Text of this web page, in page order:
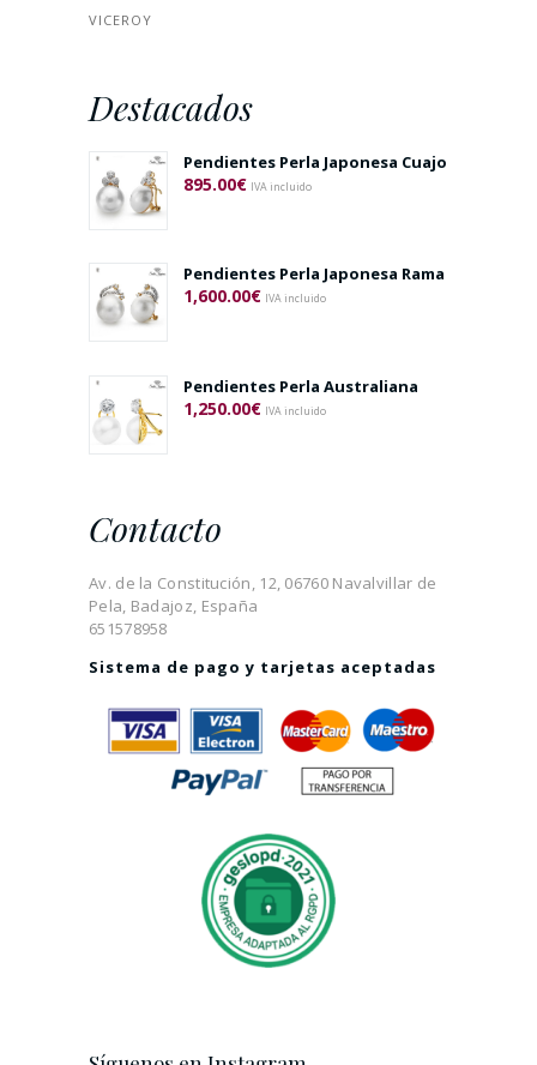
VICEROY
Destacados
Pendientes Perla Japonesa Cuajo
895.00€ IVA incluido
Pendientes Perla Japonesa Rama
1,600.00€ IVA incluido
Pendientes Perla Australiana
1,250.00€ IVA incluido
Contacto
Av. de la Constitución, 12, 06760 Navalvillar de
Pela, Badajoz, España
651578958
Sistema de pago y tarjetas aceptadas